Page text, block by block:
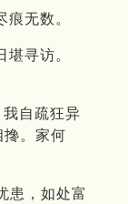
无数。
寻访。
自疏狂异
。家何
患，如处富